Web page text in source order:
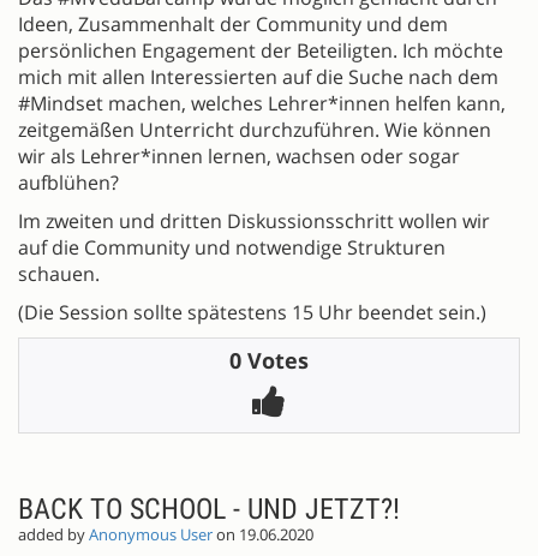
Ideen, Zusammenhalt der Community und dem
persönlichen Engagement der Beteiligten. Ich möchte
mich mit allen Interessierten auf die Suche nach dem
#Mindset machen, welches Lehrer*innen helfen kann,
zeitgemäßen Unterricht durchzuführen. Wie können
wir als Lehrer*innen lernen, wachsen oder sogar
aufblühen?
Im zweiten und dritten Diskussionsschritt wollen wir
auf die Community und notwendige Strukturen
schauen.
(Die Session sollte spätestens 15 Uhr beendet sein.)
0 Votes
BACK TO SCHOOL - UND JETZT?!
added byAnonymous Useron 19.06.2020